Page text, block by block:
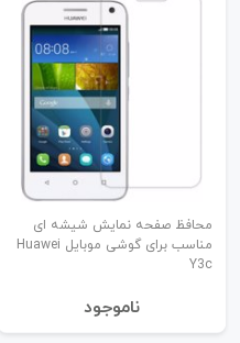
محافظ صفحه نمایش شیشه ای
مناسب برای گوشی موبایل Huawei
Y3c
نا‌موجود